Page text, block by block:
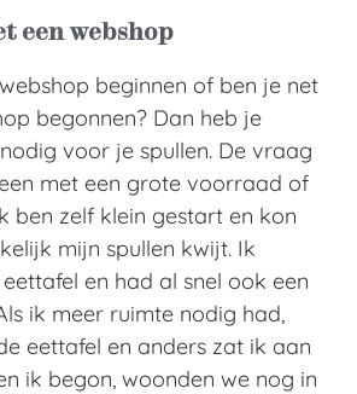
een webshop
beginnen of ben je net
begonnen? Dan heb je
voor je spullen. De vraag
met een grote voorraad of
ben zelf klein gestart en kon
mijn spullen kwijt. Ik
en had al snel ook een
ik meer ruimte nodig had,
eettafel en anders zat ik aan
ik begon, woonden we nog in